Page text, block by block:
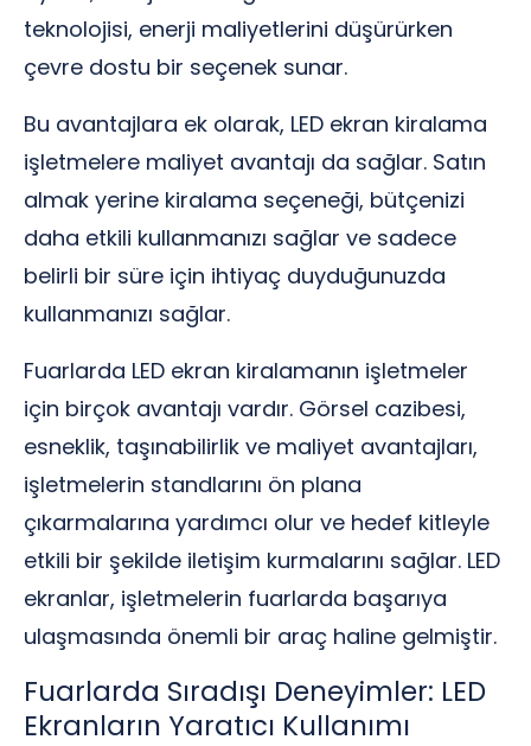
teknolojisi, enerji maliyetlerini düşürürken
çevre dostu bir seçenek sunar.
Bu avantajlara ek olarak, LED ekran kiralama
işletmelere maliyet avantajı da sağlar. Satın
almak yerine kiralama seçeneği, bütçenizi
daha etkili kullanmanızı sağlar ve sadece
belirli bir süre için ihtiyaç duyduğunuzda
kullanmanızı sağlar.
Fuarlarda LED ekran kiralamanın işletmeler
için birçok avantajı vardır. Görsel cazibesi,
esneklik, taşınabilirlik ve maliyet avantajları,
işletmelerin standlarını ön plana
çıkarmalarına yardımcı olur ve hedef kitleyle
etkili bir şekilde iletişim kurmalarını sağlar. LED
ekranlar, işletmelerin fuarlarda başarıya
ulaşmasında önemli bir araç haline gelmiştir.
Fuarlarda Sıradışı Deneyimler: LED
Ekranların Yaratıcı Kullanımı